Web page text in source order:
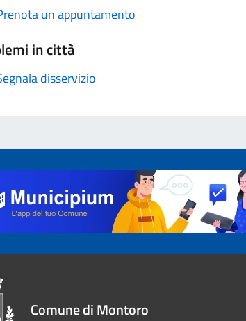
un appuntamento
in città
disservizio
Comune di Montoro